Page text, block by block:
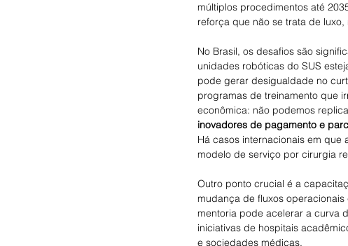
múltiplos procedimentos até
reforça que não se trata de
No Brasil, os desafios são
unidades robóticas do SUS
pode gerar desigualdade no
programas de treinamento que
econômica: não podemos
inovadores de pagamento e
Há casos internacionais em
modelo de serviço por cirurgia
Outro ponto crucial é a
mudança de fluxos
mentoria pode acelerar a curva
iniciativas de hospitais
e sociedades médicas.